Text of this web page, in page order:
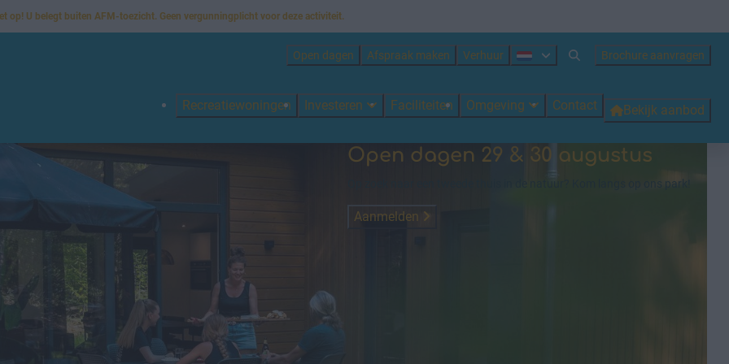
op! U belegt buiten AFM-toezicht. Geen vergunningplicht voor deze activiteit.
Open dagen Afspraak maken Verhuur Brochure aanvragen
Recreatiewoningen Investeren Faciliteiten Omgeving Contact Bekijk aanbod
Open dagen 29 & 30 augustus
Op zoek naar een tweede thuis in de natuur? Kom langs op ons park!
Aanmelden